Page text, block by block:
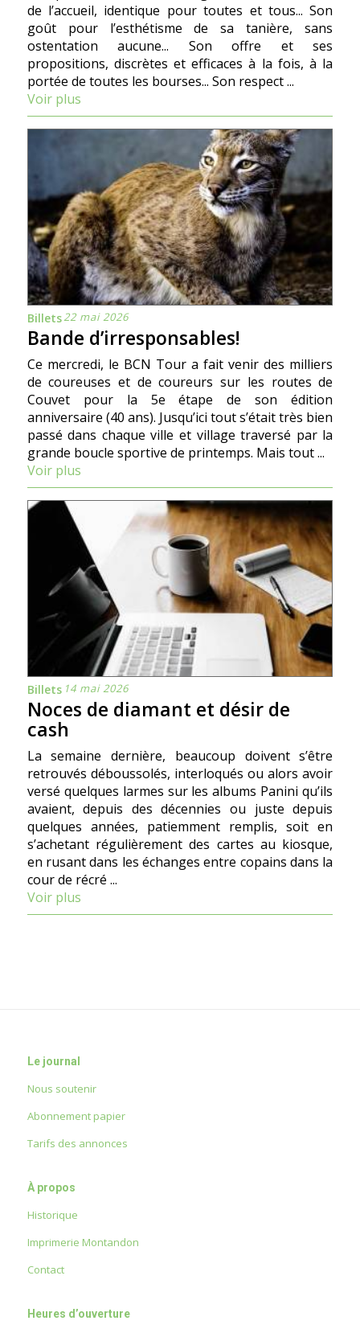
de l’accueil, identique pour toutes et tous... Son
goût pour l’esthétisme de sa tanière, sans
ostentation aucune... Son offre et ses
propositions, discrètes et efficaces à la fois, à la
portée de toutes les bourses... Son respect ...
Voir plus
Billets22 mai 2026
Bande d’irresponsables!
Ce mercredi, le BCN Tour a fait venir des milliers
de coureuses et de coureurs sur les routes de
Couvet pour la 5e étape de son édition
anniversaire (40 ans). Jusqu’ici tout s’était très bien
passé dans chaque ville et village traversé par la
grande boucle sportive de printemps. Mais tout ...
Voir plus
Billets 14 mai 2026
Noces de diamant et désir de
cash
La semaine dernière, beaucoup doivent s’être
retrouvés déboussolés, interloqués ou alors avoir
versé quelques larmes sur les albums Panini qu’ils
avaient, depuis des décennies ou juste depuis
quelques années, patiemment remplis, soit en
s’achetant régulièrement des cartes au kiosque,
en rusant dans les échanges entre copains dans la
cour de récré ...
Voir plus
Le journal
Nous soutenir
Abonnement papier
Tarifs des annonces
À propos
Historique
Imprimerie Montandon
Contact
Heures d’ouverture